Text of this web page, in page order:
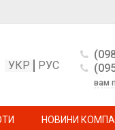
РУС
УКР
вам
НОВИНИ